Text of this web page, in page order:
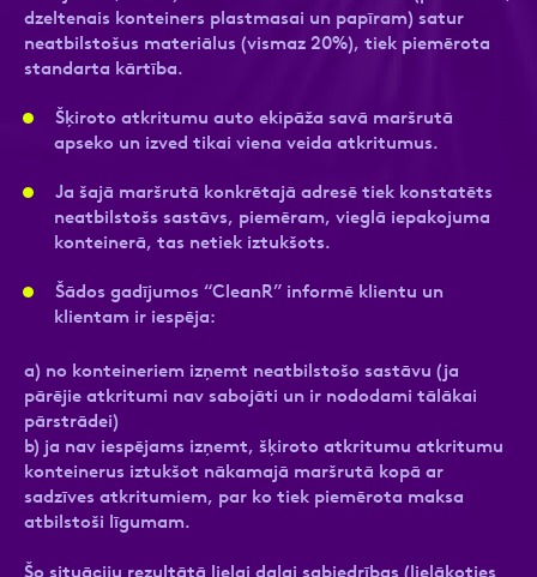
dzeltenais konteiners plastmasai un papīram) satur
neatbilstošus materiālus (vismaz 20%), tiek piemērota
standarta kārtība.
Šķiroto atkritumu auto ekipāža savā maršrutā
apseko un izved tikai viena veida atkritumus.
Ja šajā maršrutā konkrētajā adresē tiek konstatēts
neatbilstošs sastāvs, piemēram, vieglā iepakojuma
konteinerā, tas netiek iztukšots.
Šādos gadījumos “CleanR” informē klientu un
klientam ir iespēja:
a) no konteineriem izņemt neatbilstošo sastāvu (ja
pārējie atkritumi nav sabojāti un ir nododami tālākai
pārstrādei)
b) ja nav iespējams izņemt, šķiroto atkritumu atkritumu
konteinerus iztukšot nākamajā maršrutā kopā ar
sadzīves atkritumiem, par ko tiek piemērota maksa
atbilstoši līgumam.
Šo situāciju rezultātā lielai daļai sabiedrības (lielākoties
Ziņa
Apstiprini, ka esi iepazinies ar sadaļu
Ziņa
Atzīmējiet, ka piekrītat personas datu